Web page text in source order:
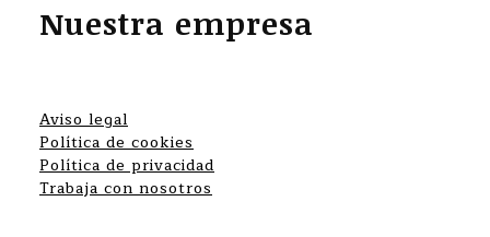
Nuestra empresa
Aviso legal
Política de cookies
Política de privacidad
Trabaja con nosotros